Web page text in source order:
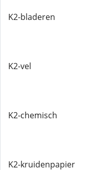
K2-bladeren
K2-vel
K2-chemisch
K2-kruidenpapier